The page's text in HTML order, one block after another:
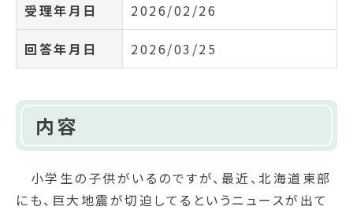
受理年月日 2026/02/26
回答年月日 2026/03/25
内容
小学生の子供がいるのですが、最近、北海道東部
にも、巨大地震が切迫してるというニュースが出て